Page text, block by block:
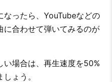
なったら、YouTubeなどの
に合わせて弾いてみるのが
い場合は、再生速度を50%
ょう。